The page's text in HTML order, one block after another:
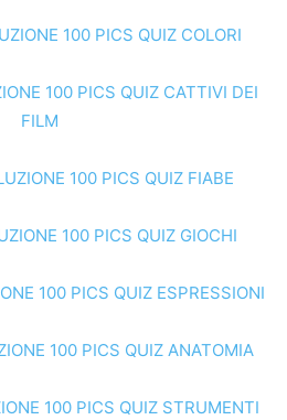
100 PICS QUIZ COLORI
100 PICS QUIZ CATTIVI DEI
FILM
100 PICS QUIZ FIABE
100 PICS QUIZ GIOCHI
100 PICS QUIZ ESPRESSIONI
100 PICS QUIZ ANATOMIA
100 PICS QUIZ STRUMENTI